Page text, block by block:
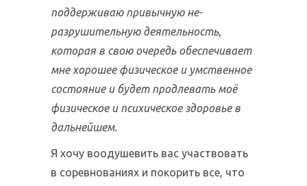
поддерживаю привычную не-
разрушительную деятельность,
которая в свою очередь обеспечивает
мне хорошее физическое и умственное
состояние и будет продлевать моё
физическое и психическое здоровье в
дальнейшем.
Я хочу воодушевить вас участвовать
в соревнованиях и покорить все, что